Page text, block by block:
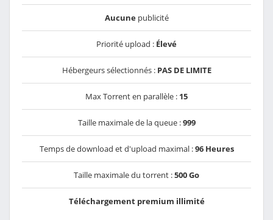
Aucunepublicité
Priorité upload : Élevé
Hébergeurs sélectionnés : PAS DE LIMITE
Max Torrent en parallèle : 15
Taille maximale de la queue :999
Temps de download et d'upload maximal :96 Heures
Taille maximale du torrent :500 Go
Téléchargement premium illimité